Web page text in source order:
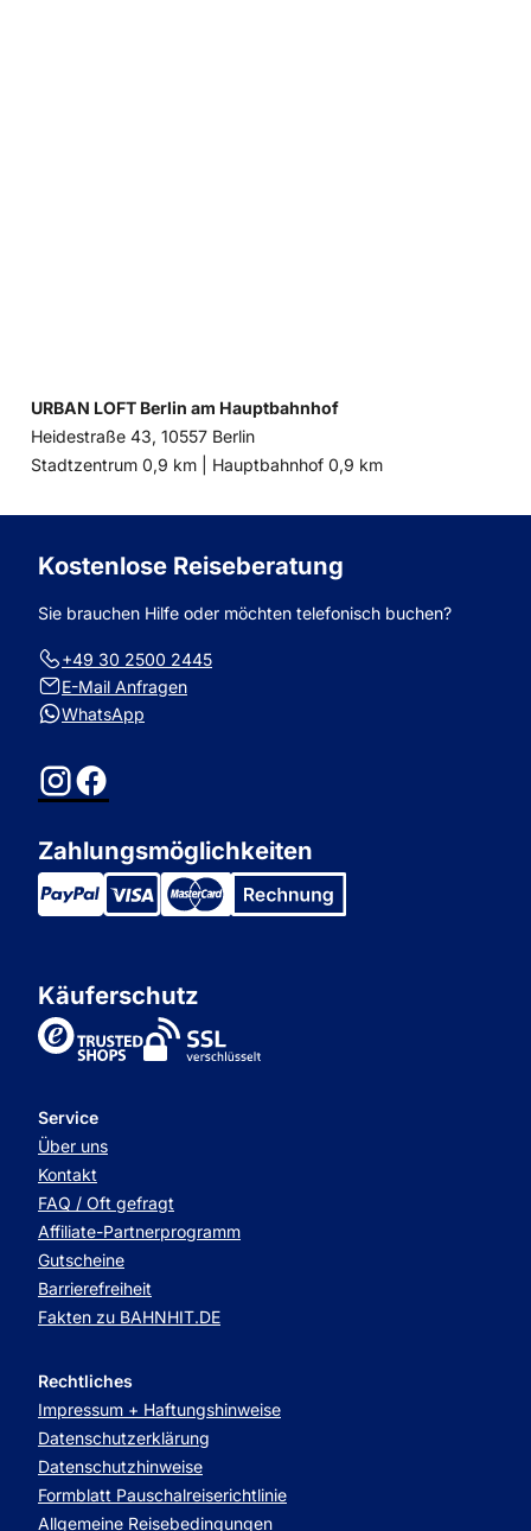
URBAN LOFT Berlin am Hauptbahnhof
Heidestraße 43, 10557 Berlin
Entfernung
Stadtzentrum 0,9 km | Entfernung
Hauptbahnhof 0,9 km
Kostenlose Reiseberatung
Sie brauchen Hilfe oder möchten telefonisch buchen?
+49 30 2500 2445
E-Mail Anfragen
WhatsApp
InstagramFacebook
Zahlungsmöglichkeiten
Käuferschutz
TrustedShops
Service
Über uns
Kontakt
FAQ / Oft gefragt
Affiliate-Partnerprogramm
Gutscheine
Barrierefreiheit
Fakten zu BAHNHIT.DE
Rechtliches
Impressum + Haftungshinweise
Datenschutzerklärung
Datenschutzhinweise
Formblatt Pauschalreiserichtlinie
Allgemeine Reisebedingungen